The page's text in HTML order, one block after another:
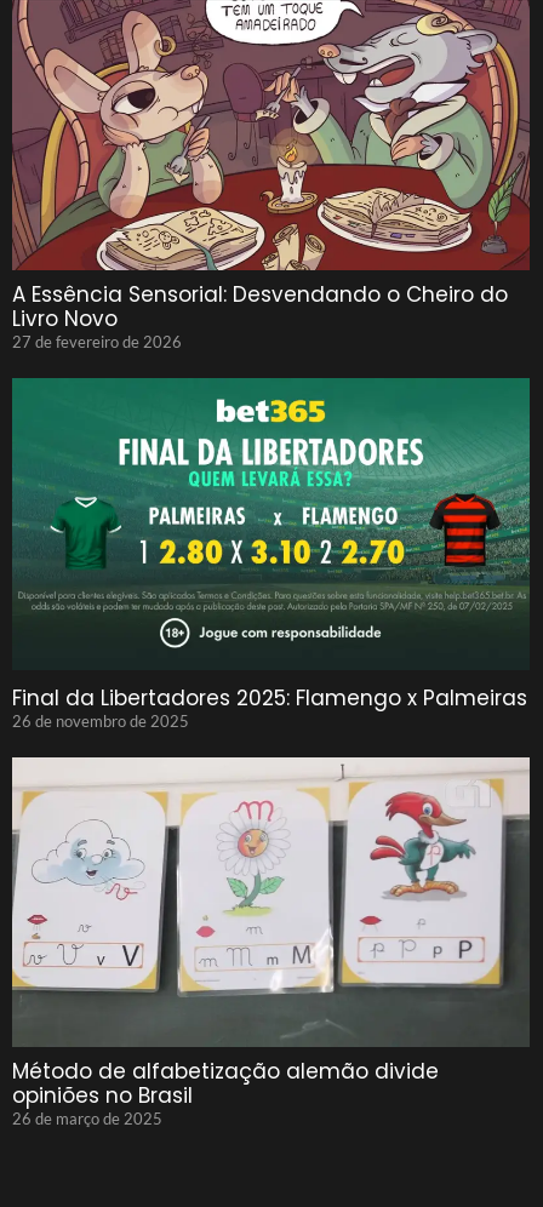
A Essência Sensorial: Desvendando o Cheiro do
Livro Novo
27 de fevereiro de 2026
Final da Libertadores 2025: Flamengo x Palmeiras
26 de novembro de 2025
Método de alfabetização alemão divide
opiniões no Brasil
26 de março de 2025